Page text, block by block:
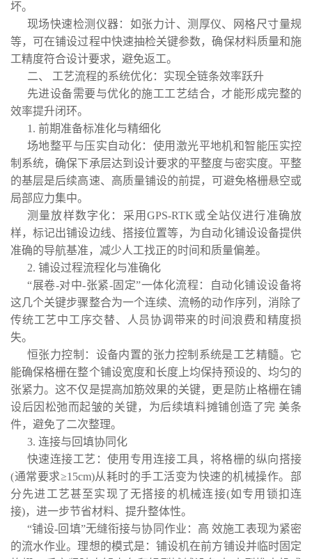
坏。
现场快速检测仪器：如张力计、测厚仪、网格尺寸量规
等，可在铺设过程中快速抽检关键参数，确保材料质量和施
工精度符合设计要求，避免返工。
二、 工艺流程的系统优化：实现全链条效率跃升
先进设备需要与优化的施工工艺结合，才能形成完整的
效率提升闭环。
1. 前期准备标准化与精细化
场地整平与压实自动化：使用激光平地机和智能压实控
制系统，确保下承层达到设计要求的平整度与密实度。平整
的基层是后续高速、高质量铺设的前提，可避免格栅悬空或
局部应力集中。
测量放样数字化：采用GPS-RTK或全站仪进行准确放
样，标记出铺设边线、搭接位置等，为自动化铺设设备提供
准确的导航基准，减少人工找正的时间和质量偏差。
2. 铺设过程流程化与准确化
“展卷-对中-张紧-固定”一体化流程：自动化铺设设备将
这几个关键步骤整合为一个连续、流畅的动作序列，消除了
传统工艺中工序交替、人员协调带来的时间浪费和精度损
失。
恒张力控制：设备内置的张力控制系统是工艺精髓。它
能确保格栅在整个铺设宽度和长度上均保持预设的、均匀的
张紧力。这不仅是提高加筋效果的关键，更是防止格栅在铺
设后因松弛而起皱的关键，为后续填料摊铺创造了完 美条
件，避免了二次整理。
3. 连接与回填协同化
快速连接工艺：使用专用连接工具，将格栅的纵向搭接
(通常要求≥15cm)从耗时的手工活变为快速的机械操作。部
分先进工艺甚至实现了无搭接的机械连接(如专用锁扣连
接)，进一步节省材料、提升整体性。
“铺设-回填”无缝衔接与协同作业：高 效施工表现为紧密
的流水作业。理想的模式是：铺设机在前方铺设并临时固定